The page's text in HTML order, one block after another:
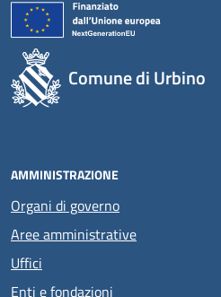
Comune di Urbino
AMMINISTRAZIONE
Organi di governo
Aree amministrative
Uffici
Enti e fondazioni